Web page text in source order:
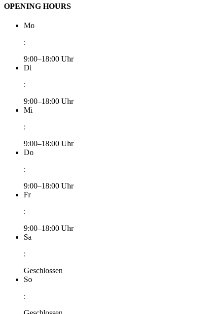
OPENING HOURS
Mo
:
9:00–18:00 Uhr
Di
:
9:00–18:00 Uhr
Mi
:
9:00–18:00 Uhr
Do
:
9:00–18:00 Uhr
Fr
:
9:00–18:00 Uhr
Sa
:
Geschlossen
So
: